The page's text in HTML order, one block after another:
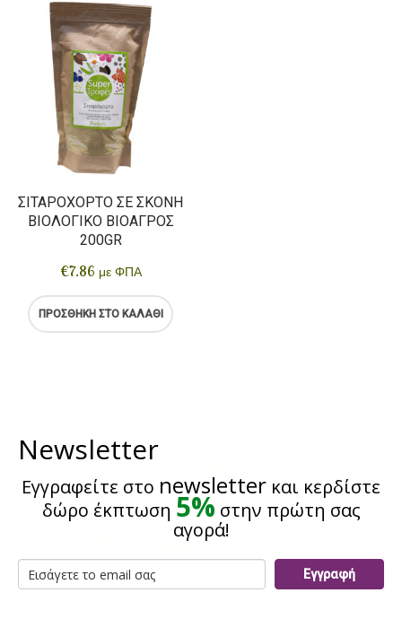
ΣΙΤΑΡΌΧΟΡΤΟ ΣΕ ΣΚΌΝΗ
ΒΙΟΛΟΓΙΚΌ ΒΙΟΑΓΡΌΣ
200GR
€7.86 με ΦΠΑ
ΠΡΟΣΘΉΚΗ ΣΤΟ ΚΑΛΆΘΙ
Newsletter
Εγγραφείτε στο newsletter και κερδίστε
δώρο έκπτωση 5% στην πρώτη σας
αγορά!
Εγγραφή